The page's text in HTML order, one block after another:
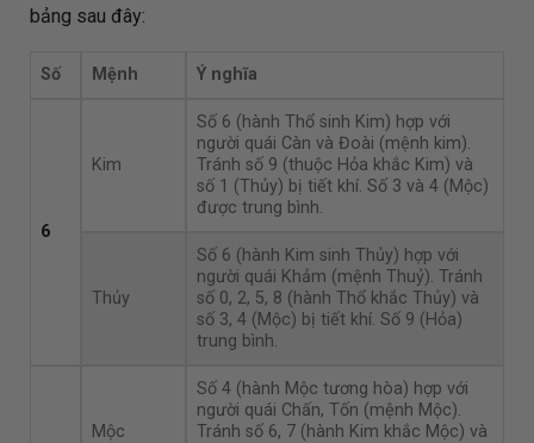
bảng sau đây:
Số Mệnh Ý nghĩa
6
Kim
Số 6 (hành Thổ sinh Kim) hợp với
người quái Càn và Đoài (mệnh kim).
Tránh số 9 (thuộc Hỏa khắc Kim) và
số 1 (Thủy) bị tiết khí. Số 3 và 4 (Mộc)
được trung bình.
Thủy
Số 6 (hành Kim sinh Thủy) hợp với
người quái Khảm (mệnh Thuỷ). Tránh
số 0, 2, 5, 8 (hành Thổ khắc Thủy) và
số 3, 4 (Mộc) bị tiết khí. Số 9 (Hỏa)
trung bình.
Mộc
Số 4 (hành Mộc tương hòa) hợp với
người quái Chấn, Tốn (mệnh Mộc).
Tránh số 6, 7 (hành Kim khắc Mộc) và